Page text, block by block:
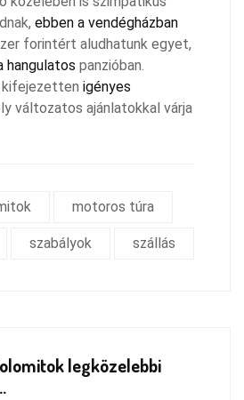
ebben a vendégházban
forintért aludhatunk egyet,
hangulatos panzióban.
igényes
változatos ajánlatokkal várja
motoros túra
szabályok szállás
legközelebbi